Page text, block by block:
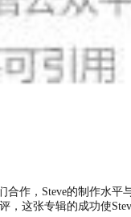
合作，Steve的制作水平
，这张专辑的成功使